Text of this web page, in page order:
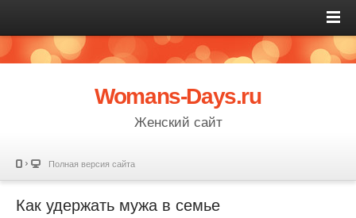
Womans-Days.ru
Женский сайт
Полная версия сайта
Как удержать мужа в семье